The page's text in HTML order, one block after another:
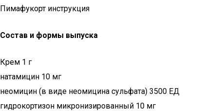
Пимафукорт инструкция
Состав и формы выпуска
Крем 1 г
натамицин 10 мг
неомицин (в виде неомицина сульфата) 3500 ЕД
гидрокортизон микронизированный 10 мг